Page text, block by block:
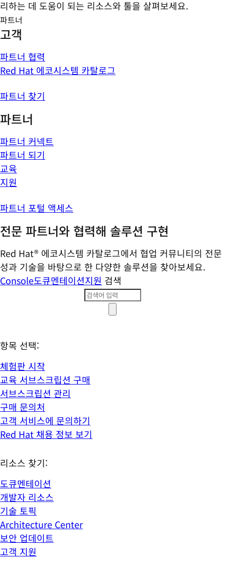
리하는 데 도움이 되는 리소스와 툴을 살펴보세요.
파트너
고객
파트너 협력
Red Hat 에코시스템 카탈로그
파트너 찾기
파트너
파트너 커넥트
파트너 되기
교육
지원
파트너 포털 액세스
전문 파트너와 협력해 솔루션 구현
Red Hat® 에코시스템 카탈로그에서 협업 커뮤니티의 전문
성과 기술을 바탕으로 한 다양한 솔루션을 찾아보세요.
Console도큐멘테이션지원 검색
항목 선택:
체험판 시작
교육 서브스크립션 구매
서브스크립션 관리
구매 문의처
고객 서비스에 문의하기
Red Hat 채용 정보 보기
리소스 찾기:
도큐멘테이션
개발자 리소스
기술 토픽
Architecture Center
보안 업데이트
고객 지원